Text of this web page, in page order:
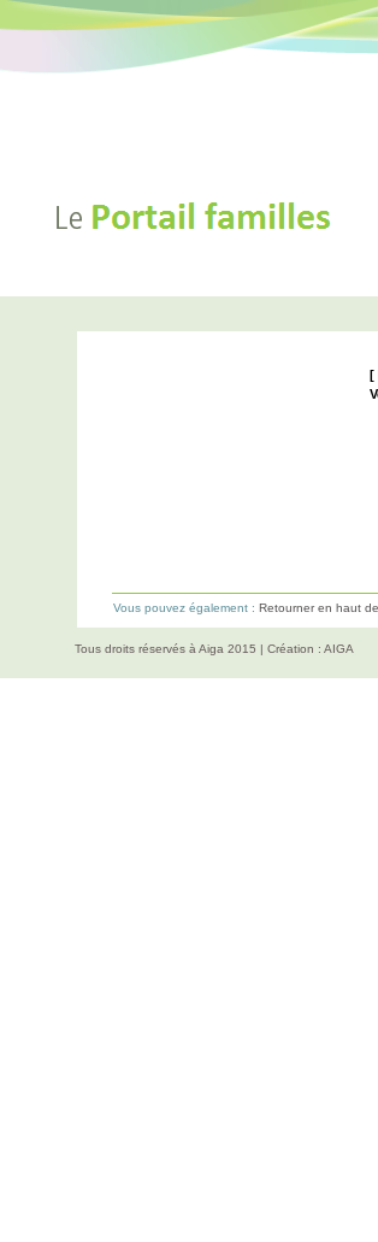
[
Vous pouvez également : Retourner en haut
Tous droits réservés à Aiga 2015 | Création : AIGA